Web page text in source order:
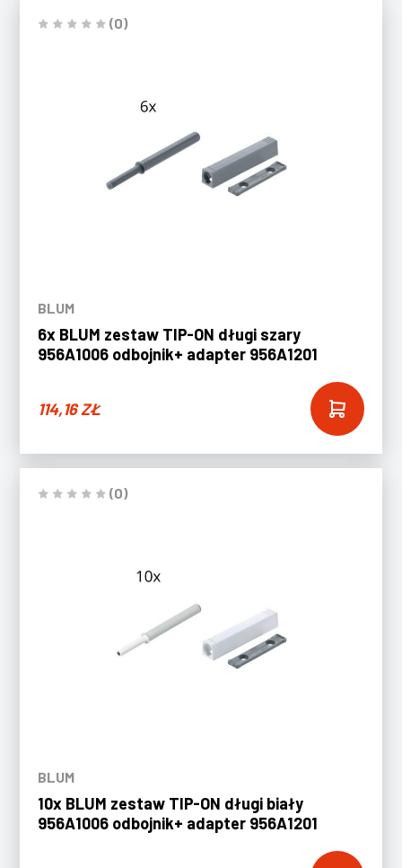
(0)
BLUM
6x BLUM zestaw TIP-ON długi szary
956A1006 odbojnik+ adapter 956A1201
114,16ZŁ
(0)
BLUM
10x BLUM zestaw TIP-ON długi biały
956A1006 odbojnik+ adapter 956A1201